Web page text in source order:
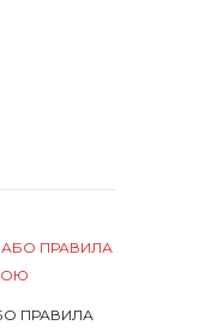
ПРАВИЛА